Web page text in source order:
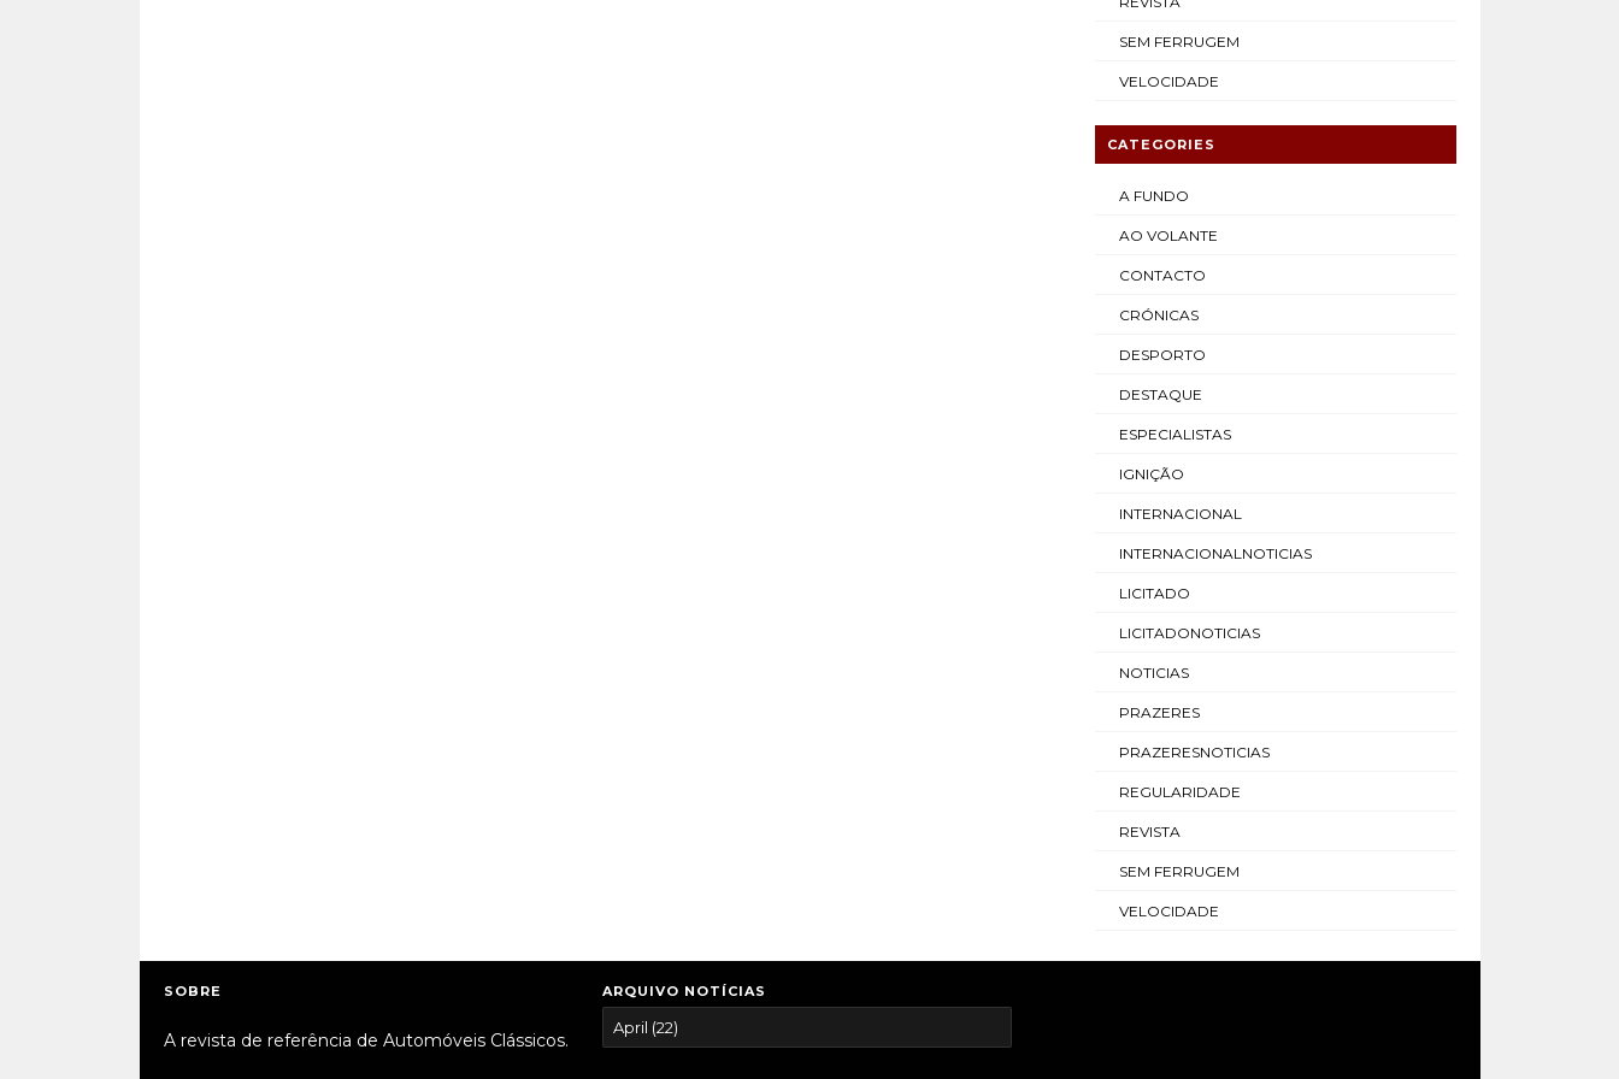
SEM FERRUGEM
VELOCIDADE
CATEGORIES
A FUNDO
AO VOLANTE
CONTACTO
CRÓNICAS
DESPORTO
DESTAQUE
ESPECIALISTAS
IGNIÇÃO
INTERNACIONAL
INTERNACIONALNOTICIAS
LICITADO
LICITADONOTICIAS
NOTICIAS
PRAZERES
PRAZERESNOTICIAS
REGULARIDADE
REVISTA
SEM FERRUGEM
VELOCIDADE
SOBRE
A revista de referência de Automóveis Clássicos.
ARQUIVO NOTÍCIAS